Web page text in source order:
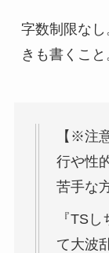
字数制限な
きも書くこと
【※注
行や性
苦手な
『TS
て大波